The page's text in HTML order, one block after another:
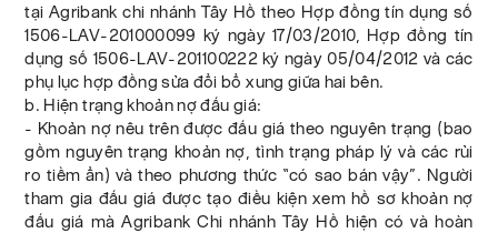
tại Agribank chi nhánh Tây Hồ theo Hợp đồng tín dụng số
1506-LAV-201000099 ký ngày 17/03/2010, Hợp đồng tín
dụng số 1506-LAV-201100222 ký ngày 05/04/2012 và các
phụ lục hợp đồng sửa đổi bổ xung giữa hai bên.
b. Hiện trạng khoản nợ đấu giá:
- Khoản nợ nêu trên được đấu giá theo nguyên trạng (bao
gồm nguyên trạng khoản nợ, tình trạng pháp lý và các rủi
ro tiềm ẩn) và theo phương thức “có sao bán vậy”. Người
tham gia đấu giá được tạo điều kiện xem hồ sơ khoản nợ
đấu giá mà Agribank Chi nhánh Tây Hồ hiện có và hoàn